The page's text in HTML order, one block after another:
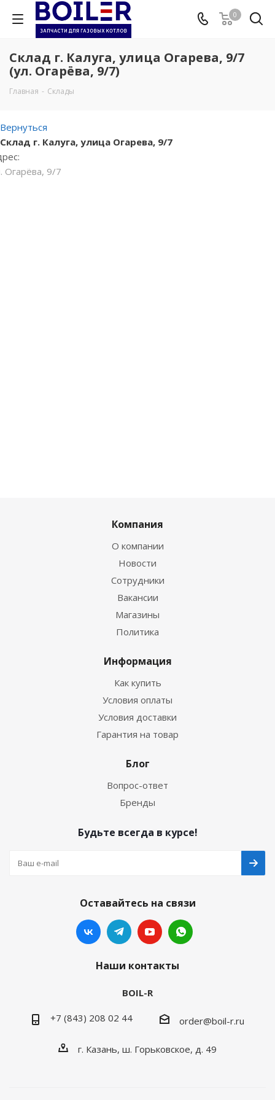
0
Склад г. Калуга, улица Огарева, 9/7
(ул. Огарёва, 9/7)
Главная - Склады
Вернуться
Склад г. Калуга, улица Огарева, 9/7
Огарёва, 9/7
Компания
О компании
Новости
Сотрудники
Вакансии
Магазины
Политика
Информация
Как купить
Условия оплаты
Условия доставки
Гарантия на товар
Блог
Вопрос-ответ
Бренды
Будьте всегда в курсе!
Оставайтесь на связи
Наши контакты
BOIL-R
+7 (843) 208 02 44 order@boil-r.ru
г. Казань, ш. Горьковское, д. 49